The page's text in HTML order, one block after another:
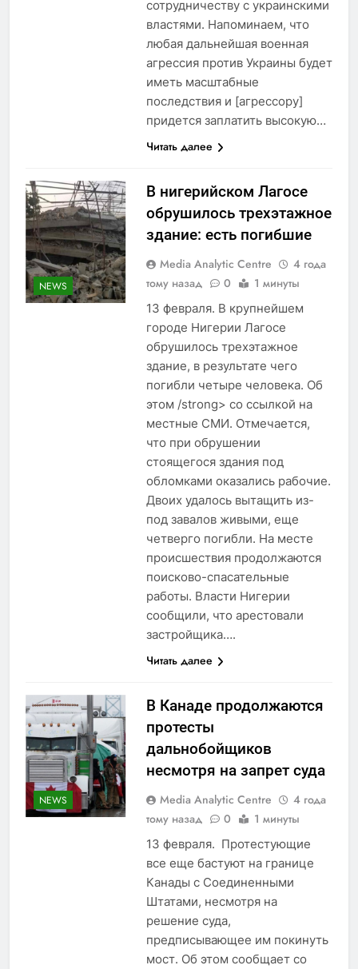
сотрудничеству с украинскими
властями. Напоминаем, что
любая дальнейшая военная
агрессия против Украины будет
иметь масштабные
последствия и [агрессору]
придется заплатить высокую…
Читать далее
NEWS
В нигерийском Лагосе
обрушилось трехэтажное
здание: есть погибшие
Media Analytic Centre
4 года
тому назад
0 1 минуты
13 февраля. В крупнейшем
городе Нигерии Лагосе
обрушилось трехэтажное
здание, в результате чего
погибли четыре человека. Об
этом /strong> со ссылкой на
местные СМИ. Отмечается,
что при обрушении
стоящегося здания под
обломками оказались рабочие.
Двоих удалось вытащить из-
под завалов живыми, еще
четверго погибли. На месте
происшествия продолжаются
поисково-спасательные
работы. Власти Нигерии
сообщили, что арестовали
застройщика….
Читать далее
NEWS
В Канаде продолжаются
протесты
дальнобойщиков
несмотря на запрет суда
Media Analytic Centre
4 года
тому назад
0 1 минуты
13 февраля. Протестующие
все еще бастуют на границе
Канады с Соединенными
Штатами, несмотря на
решение суда,
предписывающее им покинуть
мост. Об этом сообщает со